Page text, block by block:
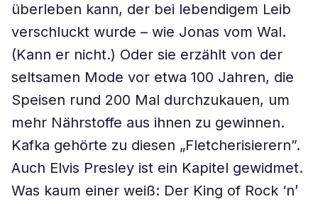
überleben kann, der bei lebendigem Leib
verschluckt wurde – wie Jonas vom Wal.
(Kann er nicht.) Oder sie erzählt von der
seltsamen Mode vor etwa 100 Jahren, die
Speisen rund 200 Mal durchzukauen, um
mehr Nährstoffe aus ihnen zu gewinnen.
Kafka gehörte zu diesen „Fletcherisierern”.
Auch Elvis Presley ist ein Kapitel gewidmet.
Was kaum einer weiß: Der King of Rock ‘n’